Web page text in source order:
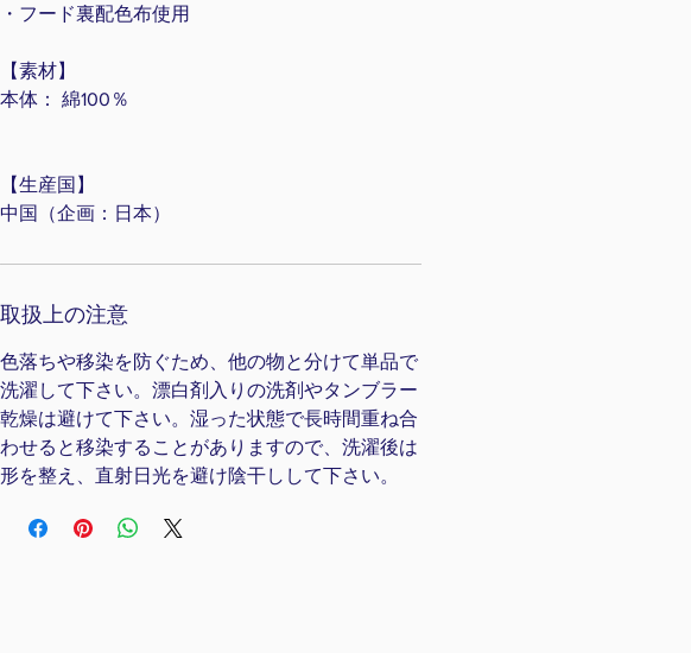
・フード裏配色布使用
【素材】
本体： 綿100％
【生産国】
中国（企画：日本）
取扱上の注意
色落ちや移染を防ぐため、他の物と分けて単品で
洗濯して下さい。漂白剤入りの洗剤やタンブラー
乾燥は避けて下さい。湿った状態で長時間重ね合
わせると移染することがありますので、洗濯後は
形を整え、直射日光を避け陰干しして下さい。